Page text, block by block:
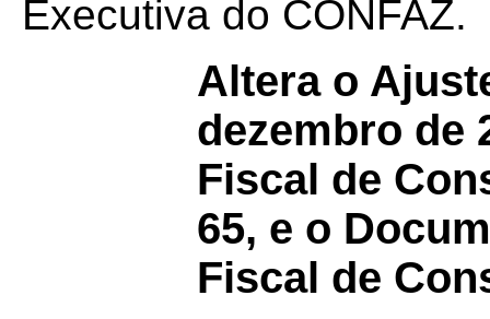
Executiva do CONFAZ.
Altera o
dezembro de
Fiscal de
65, e o
Fiscal de